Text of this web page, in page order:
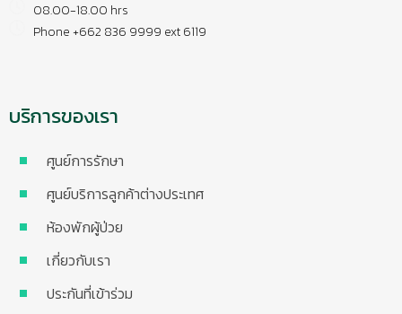
08.00-18.00 hrs
Phone +662 836 9999 ext 6119
บริการของเรา
ศูนย์การรักษา
ศูนย์บริการลูกค้าต่างประเทศ
ห้องพักผู้ป่วย
เกี่ยวกับเรา
ประกันที่เข้าร่วม